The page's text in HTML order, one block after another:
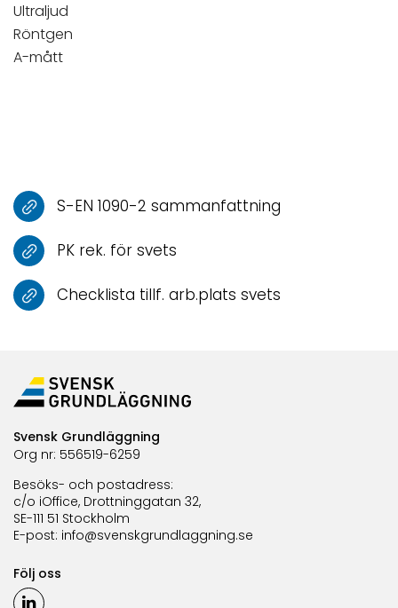
Ultraljud
Röntgen
A-mått
S-EN 1090-2 sammanfattning
PK rek. för svets
Checklista tillf. arb.plats svets
Svensk Grundläggning
Org nr: 556519-6259
Besöks- och postadress:
c/o iOffice, Drottninggatan 32,
SE-111 51 Stockholm
E-post: info@svenskgrundlaggning.se
Följ oss